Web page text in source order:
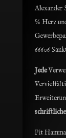
Alexander
℅ Herz
66606
Jede
Pit